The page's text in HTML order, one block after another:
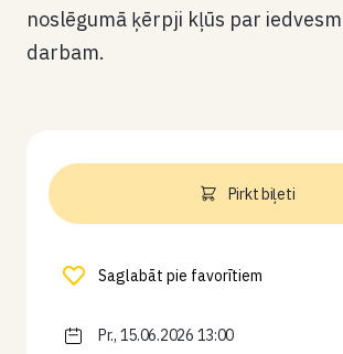
noslēgumā ķērpji kļūs par
darbam.
Pirkt biļeti
Saglabāt pie favorītiem
Pr., 15.06.2026 13:00